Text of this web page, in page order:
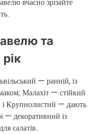
вчасно зрізайте
та
— ранній, із
Малахіт — стійкий
і Крупнолистий — дають
декоративний із
салатів.